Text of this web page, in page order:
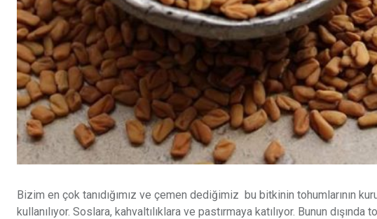
Bizim en çok tanıdığımız ve çemen dediğimiz bu bitkinin tohumlarının
kullanılıyor. Soslara, kahvaltılıklara ve pastırmaya katılıyor. Bunun